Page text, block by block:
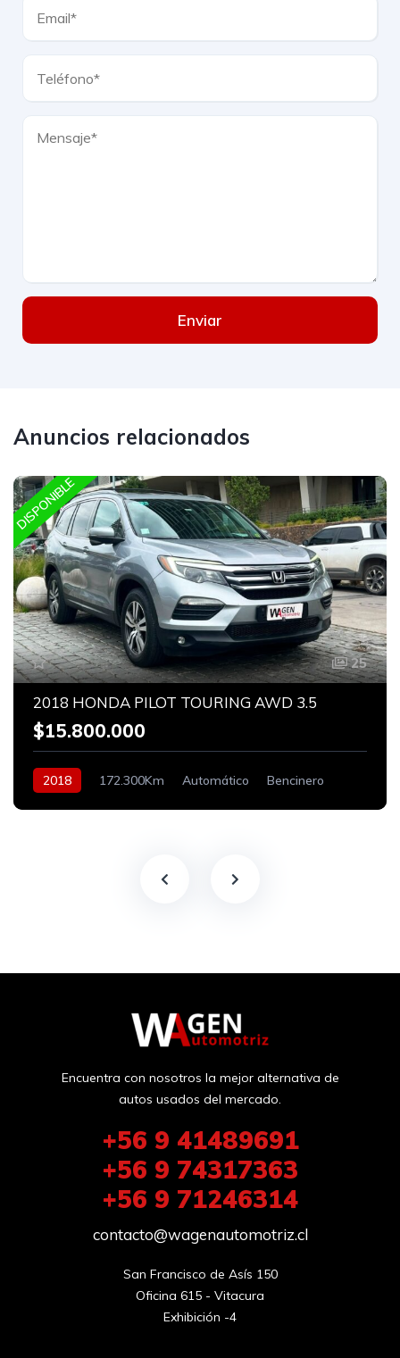
Enviar
Anuncios relacionados
DISPONIBLE
25
2018 HONDA PILOT TOURING AWD 3.5
$15.800.000
2018 172.300Km Automático Bencinero
Encuentra con nosotros la mejor alternativa de
autos usados del mercado.
+56 9 41489691
+56 9 74317363
+56 9 71246314
contacto@wagenautomotriz.cl
San Francisco de Asís 150
Oficina 615 - Vitacura
Exhibición -4